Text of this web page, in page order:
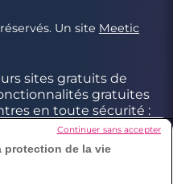
Un site Meetic
sites gratuits de
gratuites
en toute sécurité :
recherche précis et
l’amour près de chez
en France.
protection de la vie
Continuer sans accepter